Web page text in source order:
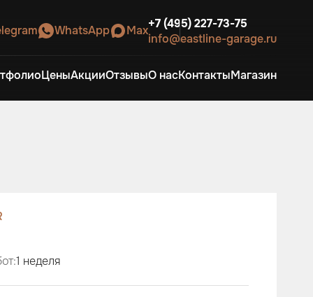
WhatsApp Max+7 (495) 227-73-75
info@eastline-garage.ru
ЦеныАкцииОтзывыО насКонтактыМагазин
1 неделя